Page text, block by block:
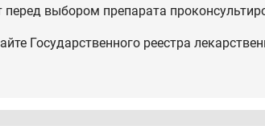
выбором препарата
Государственного реестра